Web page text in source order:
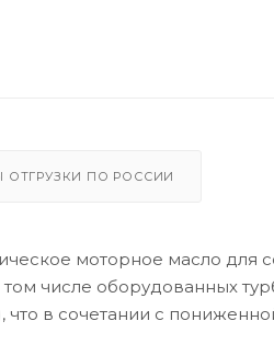
ОТГРУЗКИ ПО РОССИИ
моторное масло
том числе оборудованных
что в сочетании с